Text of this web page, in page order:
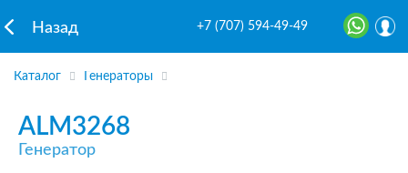
Назад +7 (707) 594-49-49
Каталог Генераторы
ALM3268
Генератор